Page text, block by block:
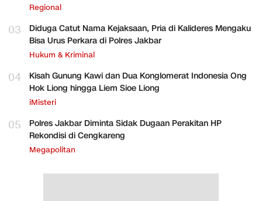
Regional
03
Diduga Catut Nama Kejaksaan, Pria di Kalideres Mengaku
Bisa Urus Perkara di Polres Jakbar
Hukum & Kriminal
04
Kisah Gunung Kawi dan Dua Konglomerat Indonesia Ong
Hok Liong hingga Liem Sioe Liong
iMisteri
05
Polres Jakbar Diminta Sidak Dugaan Perakitan HP
Rekondisi di Cengkareng
Megapolitan